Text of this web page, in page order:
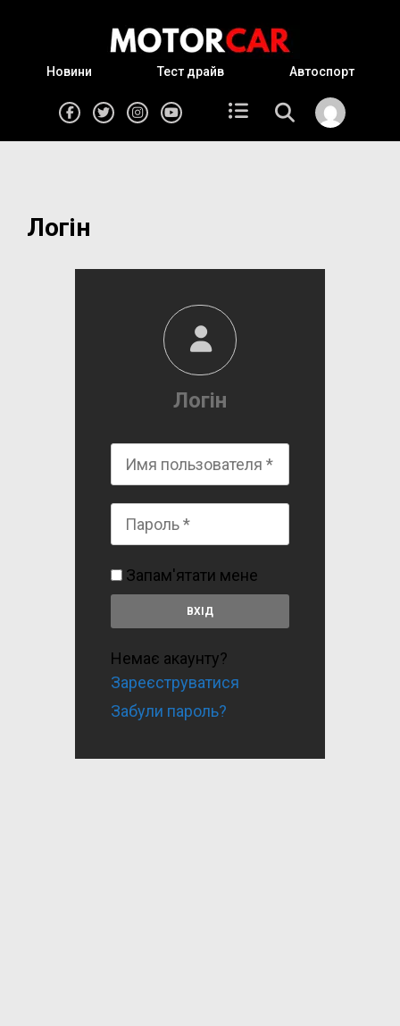
Новини Тест драйв Автоспорт
Логін
Логін
Запам'ятати мене
Немає акаунту?
Зареєструватися
Забули пароль?